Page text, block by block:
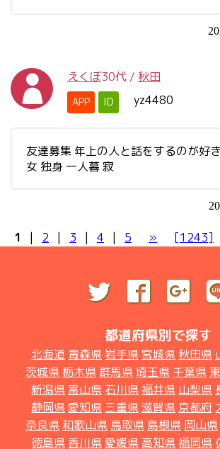
えくぼ30代 / 秋田
APP ID yz4480
友達募集 年上の人と話をするのが好
女 独身 一人暮 寂
1 | 2 | 3 | 4 | 5 » [1243]
都道府県別で探す
北海道 青森県 岩手県 宮城県 秋田県
茨城県 栃木県群馬県埼玉県 千葉県
新潟県 富山県 石川県福井県 山梨県
静岡県愛知県 三重県滋賀県 京都府
奈良県 和歌山県 鳥取県 島根県 岡山県
徳島県 香川県愛媛県 高知県福岡県